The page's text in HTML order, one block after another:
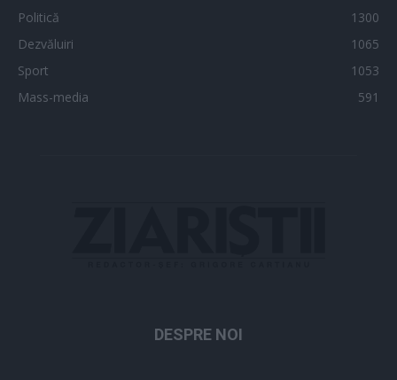
Politică
1300
Dezvăluiri
1065
Sport
1053
Mass-media
591
DESPRE NOI